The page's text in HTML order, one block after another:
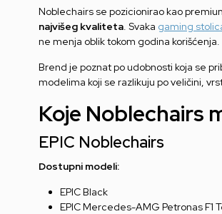
Noblechairs se pozicionirao kao
najvišeg kvaliteta . Svaka gaming
ne menja oblik tokom godina korišćenja.
Brend je poznat po udobnosti koja se
modelima koji se razlikuju po veličini,
Koje Noblechairs
EPIC Noblechairs
Dostupni modeli:
EPIC Black
EPIC Mercedes-AMG Petronas F1